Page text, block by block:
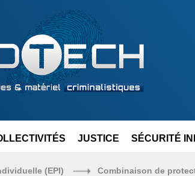
JUSTICE SÉCURITÉ
(EPI) Combinaison de